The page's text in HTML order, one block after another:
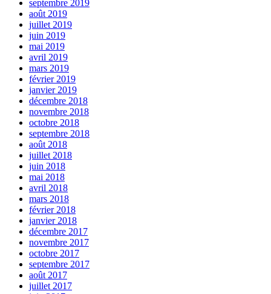
septembre 2019
août 2019
juillet 2019
juin 2019
mai 2019
avril 2019
mars 2019
février 2019
janvier 2019
décembre 2018
novembre 2018
octobre 2018
septembre 2018
août 2018
juillet 2018
juin 2018
mai 2018
avril 2018
mars 2018
février 2018
janvier 2018
décembre 2017
novembre 2017
octobre 2017
septembre 2017
août 2017
juillet 2017